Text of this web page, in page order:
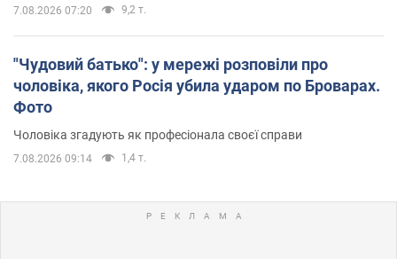
7.08.2026 07:20 9,2 т.
"Чудовий батько": у мережі розповіли про
чоловіка, якого Росія убила ударом по Броварах.
Фото
Чоловіка згадують як професіонала своєї справи
7.08.2026 09:14 1,4 т.